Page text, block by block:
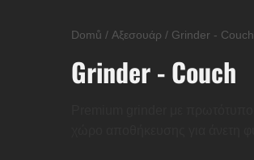
Domů / Αξεσουάρ / Grinder - Couch
Grinder - Couch